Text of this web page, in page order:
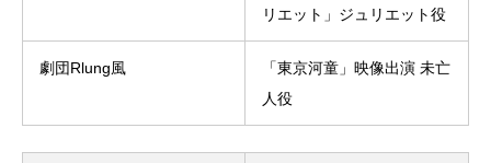
リエット」ジュリエット役
劇団Rlung風
「東京河童」映像出演 未亡
人役